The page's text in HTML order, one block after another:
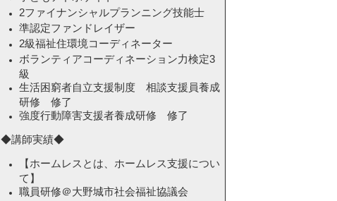
2ファイナンシャルプランニング技能士
準認定ファンドレイザー
2級福祉住環境コーディネーター
ボランティアコーディネーション力検定3
級
生活困窮者自立支援制度 相談支援員養成
研修 修了
強度行動障害支援者養成研修 修了
◆講師実績◆
【ホームレスとは、ホームレス支援につい
て】
職員研修＠大野城市社会福祉協議会